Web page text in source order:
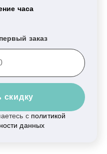
часа
заказ
скидку
с политикой
данных